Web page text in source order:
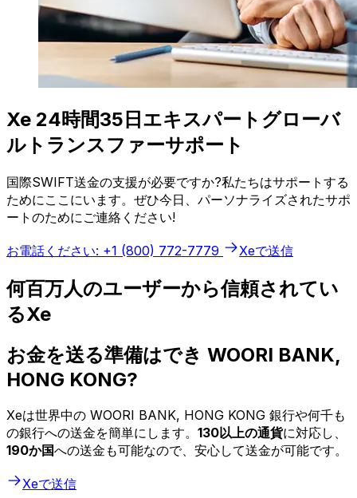
Xe 24時間35日エキスパートグローバ
ルトランスファーサポート
国際SWIFT送金の支援が必要ですか?私たちはサポートする
ためにここにいます。ぜひ今日、パーソナライズされたサポ
ートのためにご連絡ください!
お電話ください: +1 (800) 772-7779 Xeで送信
何百万人のユーザーから信頼されてい
るXe
お金を送る準備はでき WOORI BANK,
HONG KONG?
Xeは世界中の WOORI BANK, HONG KONG 銀行や何千も
の銀行への送金を簡単にします。 130以上の通貨に対応し、
190か国への送金も可能なので、安心して送金が可能です。
Xeで送信